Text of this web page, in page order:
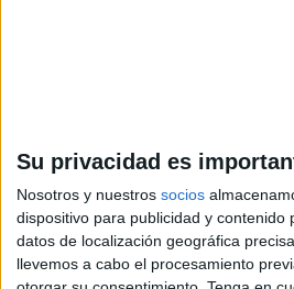
Su privacidad es
Nosotros y nuestros socios
dispositivo para publicidad y contenido
datos de localización geográfica
llevemos a cabo el procesamiento